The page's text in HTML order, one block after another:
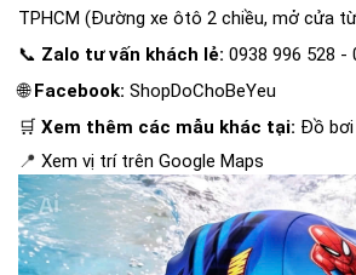
TPHCM (Đường xe ôtô 2 chiều, mở cửa
📞 Zalo tư vấn khách lẻ: 0938 996 528 -
🌐 Facebook: ShopDoChoBeYeu
🛒 Xem thêm các mẫu khác tại: Đồ bơi
📍 Xem vị trí trên Google Maps